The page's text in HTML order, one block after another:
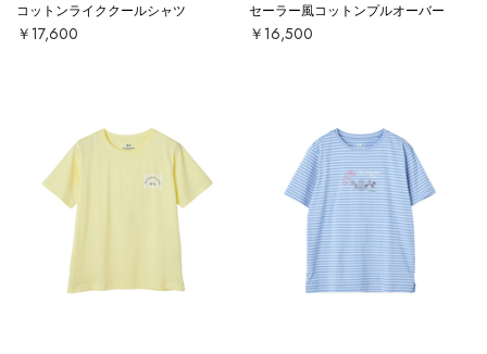
コットンライククールシャツ
￥17,600
セーラー風コットンプルオーバー
￥16,500